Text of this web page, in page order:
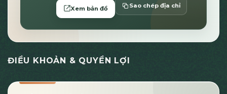
Xem bản đồ Sao chép địa chỉ
ĐIỀU KHOẢN & QUYỀN LỢI